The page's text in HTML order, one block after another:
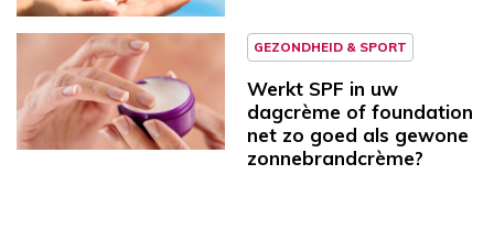
GEZONDHEID & SPORT
Werkt SPF in uw
dagcrème of foundation
net zo goed als gewone
zonnebrandcrème?